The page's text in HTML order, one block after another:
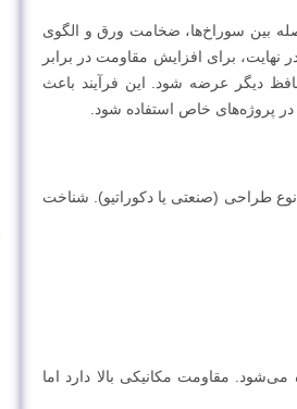
بین سوراخ‌ها، ضخامت ورق و الگوی
نهایت، برای افزایش مقاومت در برابر
دیگر عرضه شود. این فرآیند باعث
پروژه‌های خاص استفاده شود.
طراحی (صنعتی یا دکوراتیو). شناخت
مقاومت مکانیکی بالا دارد اما